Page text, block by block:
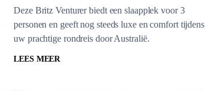
Deze Britz Venturer biedt een slaapplek voor 3
personen en geeft nog steeds luxe en comfort tijdens
uw prachtige rondreis door Australië.
LEES MEER